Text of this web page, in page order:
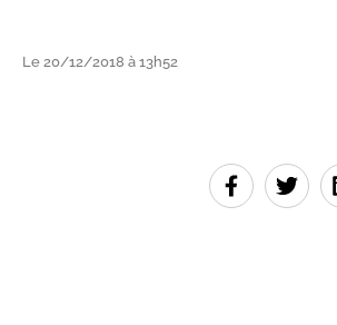
Le 20/12/2018 à 13h52